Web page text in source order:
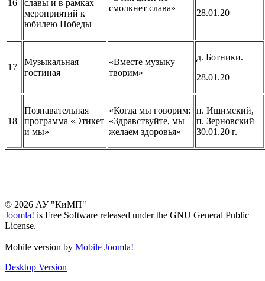
16
славы и в рамках
мероприятий к
юбилею Победы
смолкнет слава»
28.01.20
17
Музыкальная
гостиная
«Вместе музыку
творим»
д. Ботники.
28.01.20
18
Познавательная
программа «Этикет
и мы»
«Когда мы говорим:
«Здравствуйте, мы
желаем здоровья»
п. Ишимский,
п. Зерновский
30.01.20 г.
© 2026 АУ "КиМП"
Joomla! is Free Software released under the GNU General Public
License.
Mobile version by Mobile Joomla!
Desktop Version